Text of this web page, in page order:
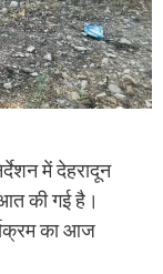
में देहरादून
की गई है।
का आज